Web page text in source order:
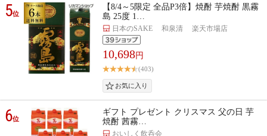
5位
【8/4～5限定 全品P3倍】焼酎 芋焼酎 黒霧
島 25度 1…
日本のSAKE 和泉清 楽天市場店
10,698円
(403)
6位
ギフト プレゼント クリスマス 父の日 芋
焼酎 茜霧…
おいしく飲呑会